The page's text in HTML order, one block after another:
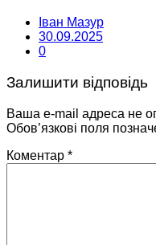
Іван Мазур
30.09.2025
0
Залишити відповідь
Ваша e-mail адреса не
Обов’язкові поля
Коментар *